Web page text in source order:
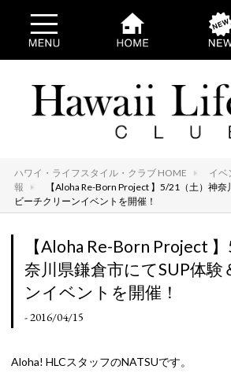
ハワイ・ライフスタイル・クラブ HOME イベ
報
【Aloha Re-Born Project 】5/21（土）神
ビーチクリーンイベントを開催！
【Aloha Re-Born Project
奈川県鎌倉市にてSUP体
ンイベントを開催！
- 2016/04/15
Aloha! HLCスタッフのNATSUです。